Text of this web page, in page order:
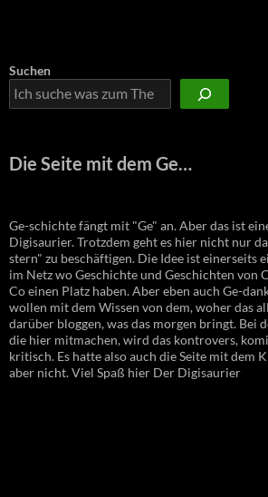
Suchen
Die Seite mit dem Ge…
Ge-schichte fängt mit "Ge" an. Aber das ist
Digisaurier. Trotzdem geht es hier nicht nur
stern" zu beschäftigen. Die Idee ist einerseits
im Netz wo Geschichte und Geschichten von
Co einen Platz haben. Aber eben auch Ge-
wollen mit dem Wissen von dem, woher das
darüber bloggen, was das morgen bringt. Bei
die hier mitmachen, wird das kontrovers,
kritisch. Es hatte also auch die Seite mit dem
aber nicht. Viel Spaß hier Der Digisaurier